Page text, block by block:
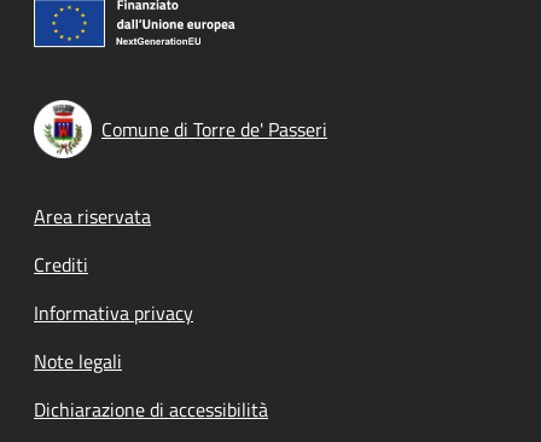
Comune di Torre de' Passeri
Footer menu
Area riservata
Crediti
Informativa privacy
Note legali
Dichiarazione di accessibilità